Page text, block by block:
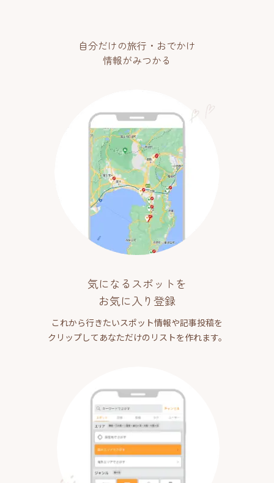
自分だけの旅行・おでかけ
情報がみつかる
気になるスポットを
お気に入り登録
これから行きたいスポット情報や記事投稿を
クリップしてあなただけのリストを作れます。